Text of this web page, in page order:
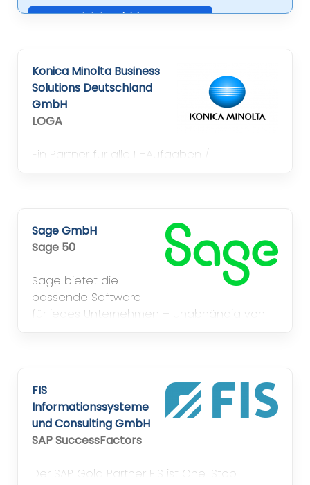
Jetzt registrieren
Konica Minolta Business
Solutions Deutschland
GmbH
LOGA
Ein Partner für alle IT-Aufgaben /
Sage GmbH
Sage 50
Sage bietet die
passende Software
für jedes Unternehmen – unabhängig von
FIS
Informationssysteme
und Consulting GmbH
SAP SuccessFactors
Der SAP Gold Partner FIS ist One-Stop-